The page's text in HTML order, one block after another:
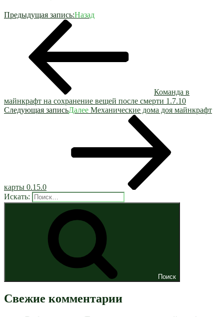
Предыдущая запись:Назад
Команда в
майнкрафт на сохранение вещей после смерти 1.7.10
Следующая записьДалее Механические дома доя майнкрафт
карты 0.15.0
Искать:
Поиск
Свежие комментарии